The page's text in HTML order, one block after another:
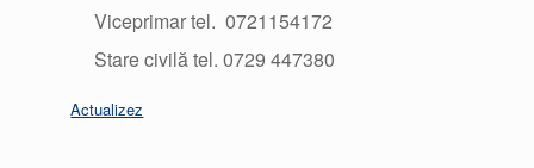
Viceprimar tel. 0721154172
Stare civilă tel. 0729 447380
Actualizez